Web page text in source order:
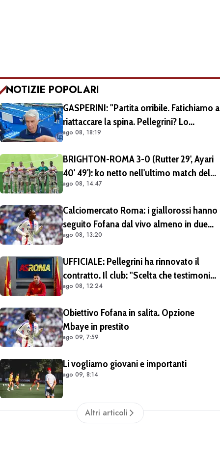
NOTIZIE POPOLARI
GASPERINI: "Partita orribile. Fatichiamo a
riattaccare la spina. Pellegrini? Lo
rivedremo in campo tra un mese.
ago 08, 18:19
BRIGHTON-ROMA 3-0 (Rutter 29', Ayari
40' 49'): ko netto nell'ultimo match del
tour britannico (FOTO e VIDEO)
ago 08, 14:47
Calciomercato Roma: i giallorossi hanno
seguito Fofana dal vivo almeno in due
occasioni. Costa 40/45 milioni
ago 08, 13:20
UFFICIALE: Pellegrini ha rinnovato il
contratto. Il club: "Scelta che testimonia
condivisione della visione sportiva e dei
ago 08, 12:24
Obiettivo Fofana in salita. Opzione
Mbaye in prestito
ago 09, 7:59
Li vogliamo giovani e importanti
ago 09, 8:14
Altri articoli